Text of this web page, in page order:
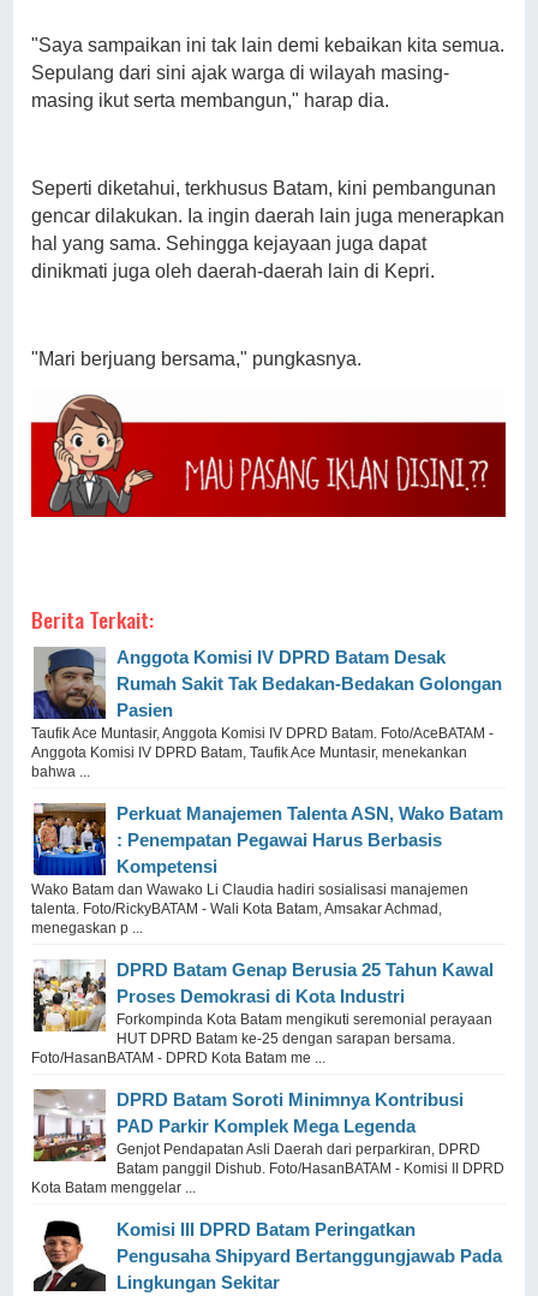
"Saya sampaikan ini tak lain demi kebaikan kita semua.
Sepulang dari sini ajak warga di wilayah masing-
masing ikut serta membangun," harap dia.
Seperti diketahui, terkhusus Batam, kini pembangunan
gencar dilakukan. Ia ingin daerah lain juga menerapkan
hal yang sama. Sehingga kejayaan juga dapat
dinikmati juga oleh daerah-daerah lain di Kepri.
"Mari berjuang bersama," pungkasnya.
Berita Terkait:
Anggota Komisi IV DPRD Batam Desak
Rumah Sakit Tak Bedakan-Bedakan Golongan
Pasien
Taufik Ace Muntasir, Anggota Komisi IV DPRD Batam. Foto/AceBATAM -
Anggota Komisi IV DPRD Batam, Taufik Ace Muntasir, menekankan
bahwa ...
Perkuat Manajemen Talenta ASN, Wako Batam
: Penempatan Pegawai Harus Berbasis
Kompetensi
Wako Batam dan Wawako Li Claudia hadiri sosialisasi manajemen
talenta. Foto/RickyBATAM - Wali Kota Batam, Amsakar Achmad,
menegaskan p ...
DPRD Batam Genap Berusia 25 Tahun Kawal
Proses Demokrasi di Kota Industri
Forkompinda Kota Batam mengikuti seremonial perayaan
HUT DPRD Batam ke-25 dengan sarapan bersama.
Foto/HasanBATAM - DPRD Kota Batam me ...
DPRD Batam Soroti Minimnya Kontribusi
PAD Parkir Komplek Mega Legenda
Genjot Pendapatan Asli Daerah dari perparkiran, DPRD
Batam panggil Dishub. Foto/HasanBATAM - Komisi II DPRD
Kota Batam menggelar ...
Komisi III DPRD Batam Peringatkan
Pengusaha Shipyard Bertanggungjawab Pada
Lingkungan Sekitar